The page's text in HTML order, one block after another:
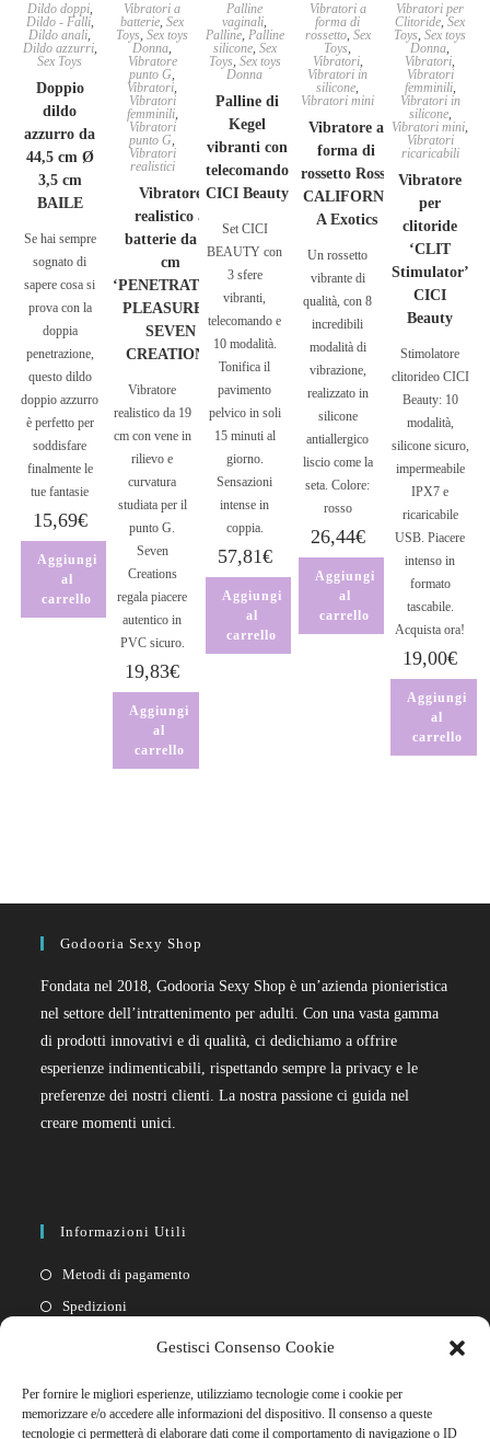
Gestisci Consenso Cookie
Per fornire le migliori esperienze, utilizziamo tecnologie come i cookie per
memorizzare e/o accedere alle informazioni del dispositivo. Il consenso a queste
tecnologie ci permetterà di elaborare dati come il comportamento di navigazione o ID
Dildo doppi,
Dildo - Falli,
Dildo anali,
Dildo azzurri,
Sex Toys
Doppio
dildo
azzurro da
44,5 cm Ø
3,5 cm
BAILE
Se hai sempre
sognato di
sapere cosa si
prova con la
doppia
penetrazione,
questo dildo
doppio azzurro
è perfetto per
soddisfare
finalmente le
tue fantasie
15,69€
Aggiungi
al
carrello
Vibratori a
batterie,Sex
Toys,Sex toys
Donna,
Vibratore
punto G,
Vibratori,
Vibratori
femminili,
Vibratori
punto G,
Vibratori
realistici
Vibratore
realistico a
batterie da 19
cm
‘PENETRATING
PLEASURES’
SEVEN
CREATIONS
Vibratore
realistico da 19
cm con vene in
rilievo e
curvatura
studiata per il
punto G.
Seven
Creations
regala piacere
autentico in
PVC sicuro.
19,83€
Aggiungi
al
carrello
Palline
vaginali,
Palline, Palline
silicone, Sex
Toys, Sex toys
Donna
Palline di
Kegel
vibranti con
telecomando
CICI Beauty
Set CICI
BEAUTY con
3 sfere
vibranti,
telecomando e
10 modalità.
Tonifica il
pavimento
pelvico in soli
15 minuti al
giorno.
Sensazioni
intense in
coppia.
57,81€
Aggiungi
al
carrello
Vibratori a
forma di
rossetto, Sex
Toys,
Vibratori,
Vibratori in
silicone,
Vibratori mini
Vibratore a
forma di
rossetto Rosso
CALIFORNI
A Exotics
Un rossetto
vibrante di
qualità, con 8
incredibili
modalità di
vibrazione,
realizzato in
silicone
antiallergico
liscio come la
seta. Colore:
rosso
26,44€
Aggiungi
al
carrello
Vibratori per
Clitoride,Sex
Toys,Sex toys
Donna,
Vibratori,
Vibratori
femminili,
Vibratori in
silicone,
Vibratori mini,
Vibratori
ricaricabili
Vibratore
per
clitoride
‘CLIT
Stimulator’
CICI
Beauty
Stimolatore
clitorideo CICI
Beauty: 10
modalità,
silicone sicuro,
impermeabile
IPX7 e
ricaricabile
USB. Piacere
intenso in
formato
tascabile.
Acquista ora!
19,00€
Aggiungi
al
carrello
Godooria Sexy Shop
Fondata nel 2018, Godooria Sexy Shop è un’azienda pionieristica
nel settore dell’intrattenimento per adulti. Con una vasta gamma
di prodotti innovativi e di qualità, ci dedichiamo a offrire
esperienze indimenticabili, rispettando sempre la privacy e le
preferenze dei nostri clienti. La nostra passione ci guida nel
creare momenti unici.
Informazioni Utili
Metodi di pagamento
Spedizioni
Cookie policy